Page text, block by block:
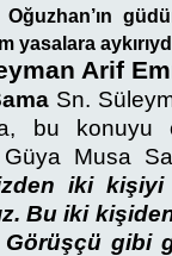
Oğuzhan’ın
yasalara
Arif
Sn.
bu konuyu
Musa
iki kişiyi
Bu iki
gibi